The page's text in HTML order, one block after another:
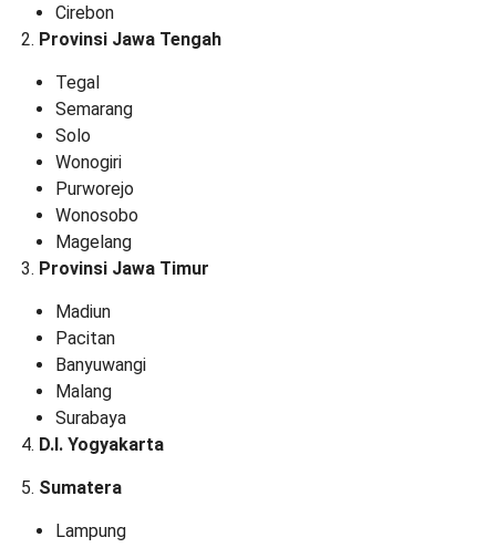
Cirebon
Provinsi Jawa Tengah
Tegal
Semarang
Solo
Wonogiri
Purworejo
Wonosobo
Magelang
Provinsi Jawa Timur
Madiun
Pacitan
Banyuwangi
Malang
Surabaya
D.I. Yogyakarta
Sumatera
Lampung